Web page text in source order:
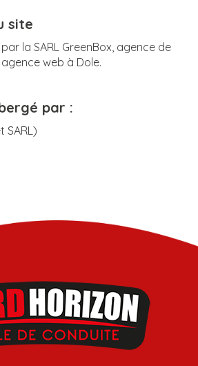
site
la SARL GreenBox, agence de
web à Dole.
par :
SARL)